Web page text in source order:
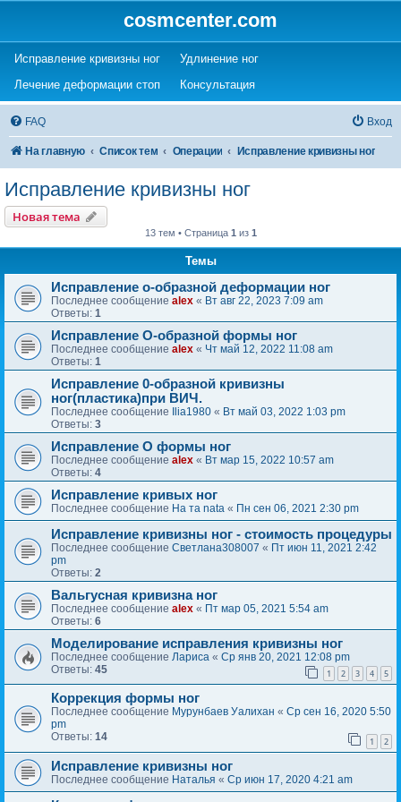
cosmcenter.com
Исправление кривизны ног(Opens a new tab)
Удлинение ног(Opens a new tab)
Лечение деформации стоп(Opens a new tab)
Консультация(Opens a new tab)
FAQ Вход
На главную Список тем Операции Исправление кривизны ног
Исправление кривизны ног
Новая тема
13 тем • Страница 1 из 1
Темы
Исправление о-образной деформации ног
Последнее сообщение alex « Вт авг 22, 2023 7:09 am
Ответы: 1
Исправление О-образной формы ног
Последнее сообщение alex « Чт май 12, 2022 11:08 am
Ответы: 1
Исправление 0-образной кривизны
ног(пластика)при ВИЧ.
Последнее сообщение Ilia1980 « Вт май 03, 2022 1:03 pm
Ответы: 3
Исправление О формы ног
Последнее сообщение alex « Вт мар 15, 2022 10:57 am
Ответы: 4
Исправление кривых ног
Последнее сообщение На та nata « Пн сен 06, 2021 2:30 pm
Исправление кривизны ног - стоимость процедуры
Последнее сообщение Светлана308007 « Пт июн 11, 2021 2:42
pm
Ответы: 2
Вальгусная кривизна ног
Последнее сообщение alex « Пт мар 05, 2021 5:54 am
Ответы: 6
Моделирование исправления кривизны ног
Последнее сообщение Лариса « Ср янв 20, 2021 12:08 pm
Ответы: 45 1 2 3 4 5
Коррекция формы ног
Последнее сообщение Мурунбаев Уалихан « Ср сен 16, 2020 5:50
pm
Ответы: 14 1 2
Исправление кривизны ног
Последнее сообщение Наталья « Ср июн 17, 2020 4:21 am